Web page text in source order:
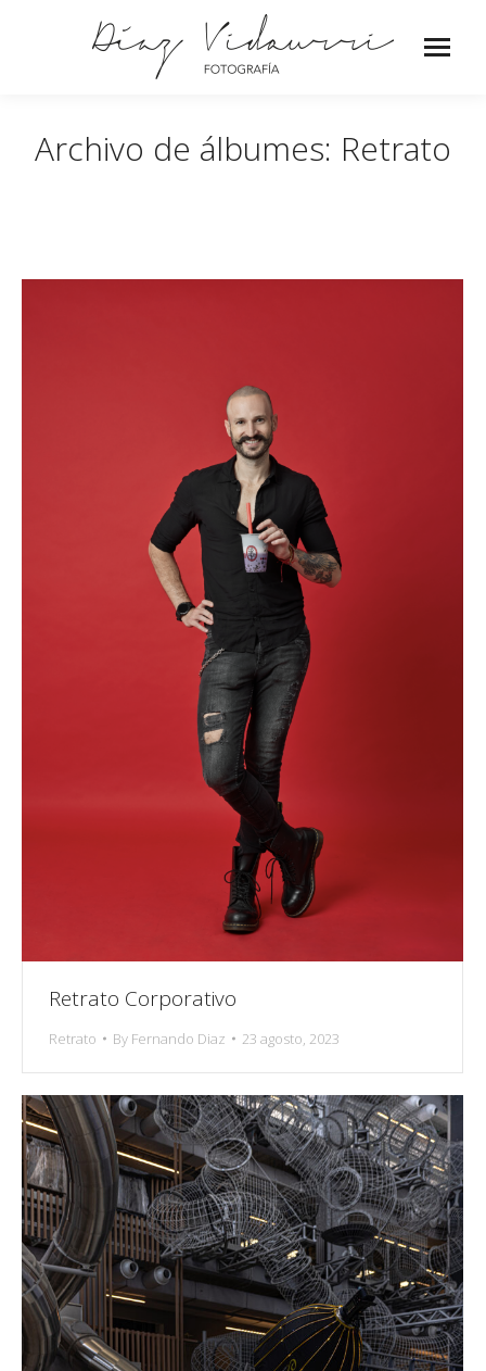
Archivo de álbumes: Retrato
Retrato Corporativo
Retrato By Fernando Diaz 23 agosto, 2023